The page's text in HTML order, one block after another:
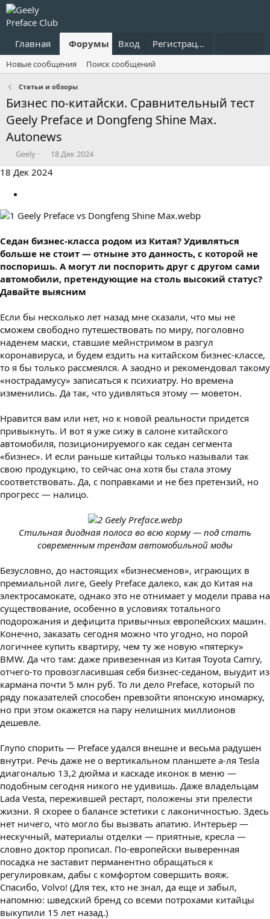
Главная Форумы Что нового?
Вход Регистрация
Новые сообщения Поиск сообщений
Статьи и обзоры
Бизнес по-китайски. Сравнительный тест
Geely Preface и Dongfeng Shine Max.
Autonews
А
в
т
р
е
ы
Geely
Д
а
т
ч
л
а
18 Дек 2024
18 Дек 2024
Седан бизнес-класса родом из Китая? Удивляться
больше не стоит — отныне это данность, с которой не
поспоришь. А могут ли поспорить друг с другом сами
автомобили, претендующие на столь высокий статус?
Давайте выясним
Если бы несколько лет назад мне сказали, что мы не
сможем свободно путешествовать по миру, поголовно
наденем маски, ставшие мейнстримом в разгул
коронавируса, и будем ездить на китайском бизнес-классе,
то я бы только рассмеялся. А заодно и рекомендовал такому
«нострадамусу» записаться к психиатру. Но времена
изменились. Да так, что удивляться этому — моветон.
Нравится вам или нет, но к новой реальности придется
привыкнуть. И вот я уже сижу в салоне китайского
автомобиля, позиционируемого как седан сегмента
«бизнес». И если раньше китайцы только называли так
свою продукцию, то сейчас она хотя бы стала этому
соответствовать. Да, с поправками и не без претензий, но
прогресс — налицо.
Стильная диодная полоса во всю корму — под стать
современным трендам автомобильной моды
Безусловно, до настоящих «бизнесменов», играющих в
премиальной лиге, Geely Preface далеко, как до Китая на
электросамокате, однако это не отнимает у модели права на
существование, особенно в условиях тотального
подорожания и дефицита привычных европейских машин.
Конечно, заказать сегодня можно что угодно, но порой
логичнее купить квартиру, чем ту же новую «пятерку»
BMW. Да что там: даже привезенная из Китая Toyota Camry,
отчего-то провозгласившая себя бизнес-седаном, выудит из
кармана почти 5 млн руб. То ли дело Preface, который по
ряду показателей способен превзойти японскую иномарку,
но при этом окажется на пару нелишних миллионов
дешевле.
Глупо спорить — Preface удался внешне и весьма радушен
внутри. Речь даже не о вертикальном планшете а-ля Tesla
диагональю 13,2 дюйма и каскаде иконок в меню —
подобным сегодня никого не удивишь. Даже владельцам
Lada Vesta, пережившей рестарт, положены эти прелести
жизни. Я скорее о балансе эстетики с лаконичностью. Здесь
нет ничего, что могло бы вызвать апатию. Интерьер —
нескучный, материалы отделки — приятные, кресла —
словно доктор прописал. По-европейски выверенная
посадка не заставит перманентно обращаться к
регулировкам, дабы с комфортом совершить вояж.
Спасибо, Volvo! (Для тех, кто не знал, да еще и забыл,
напомню: шведский бренд со всеми потрохами китайцы
выкупили 15 лет назад.)